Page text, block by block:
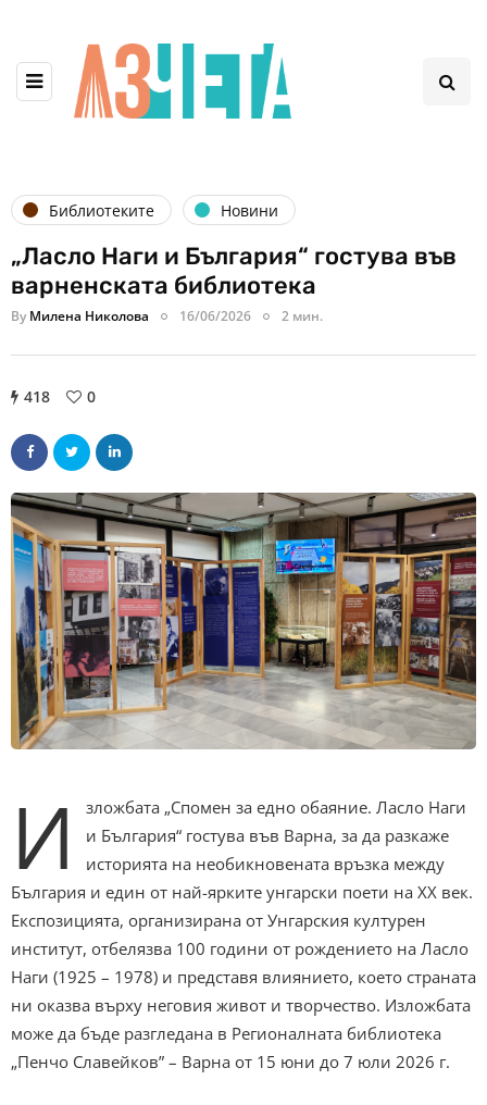
Библиотеките Новини
„Ласло Наги и България“ гостува във
варненската библиотека
By Милена Николова 16/06/2026 2 мин.
418 0
И
зложбата „Спомен за едно обаяние. Ласло Наги
и България“ гостува във Варна, за да разкаже
историята на необикновената връзка между
България и един от най-ярките унгарски поети на ХХ век.
Експозицията, организирана от Унгарския културен
институт, отбелязва 100 години от рождението на Ласло
Наги (1925 – 1978) и представя влиянието, което страната
ни оказва върху неговия живот и творчество. Изложбата
може да бъде разгледана в Регионалната библиотека
„Пенчо Славейков” – Варна от 15 юни до 7 юли 2026 г.